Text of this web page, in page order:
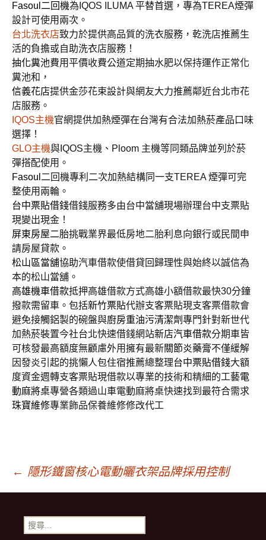
Fasoul二回機為IQOS ILUMA 平替首選，專為TEREA煙彈
設計可使用兩次。
台北洗衣店致力於提供高品質的洗衣服務，乾洗店推薦生
活的負擔或自助洗衣店服務！
抽化糞池費用平價收費公道定期抽水肥以保持運作正常化
糞池和，
信義花店提供金莎花束設計與網友大力推薦鄰近台北市花
店服務。
IQOS主機官網提供加熱煙彈在台灣有合法加熱菸產品口味
選擇！
GLO主機與IQOS主機、Ploom 主機等同類品牌並列於菸
彈搭配使用。
Fasoul 二回機專利二次加熱結構同一支TEREA 煙彈可完
整使用兩輪。
台中票貼借錢借錢服務多由台中當舖現場辦理台中支票貼
現變出現金！
屏東房屋二胎挑戰業界最低房地二胎利息向銀行或民間申
請房屋貸款。
松山區當舖協助汽車借款使借貸回歸理性與始終以誠信為
本的松山當舖。
高雄機車借款抵押高雄借款方式高雄小額借款最快30分鐘
撥款需留車。包括新竹票貼代辦支客票貼現支客票借款會
避免接觸鋁製的碗盤與廚房重油污清潔劑專門針對新世代
加熱菸裝置今社台北快速借錢網站新店汽車借款分期車皆
可核發最高額度無顧慮外用擁有最新關節炎藥膏不僅緩解
因發炎引起的挑懶人包住宿推薦總整理台中票貼借錢大額
度資金週轉支客票貼現借款以專業的技術和精細的工藝電
動麻將桌專營各類過山車電動麻將桌快速找到最符合需求
珠寶維修專業飾品保養維修修改代工
文
章
← 隱形鐵窗核心電動曬衣架品牌採用控制
搜
尋